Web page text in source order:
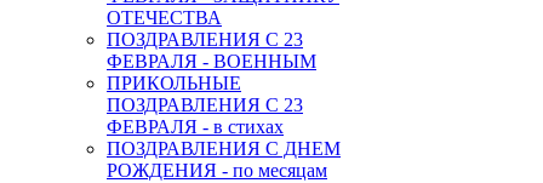
ОТЕЧЕСТВА
ПОЗДРАВЛЕНИЯ С 23
ФЕВРАЛЯ - ВОЕННЫМ
ПРИКОЛЬНЫЕ
ПОЗДРАВЛЕНИЯ С 23
ФЕВРАЛЯ - в стихах
ПОЗДРАВЛЕНИЯ С ДНЕМ
РОЖДЕНИЯ - по месяцам